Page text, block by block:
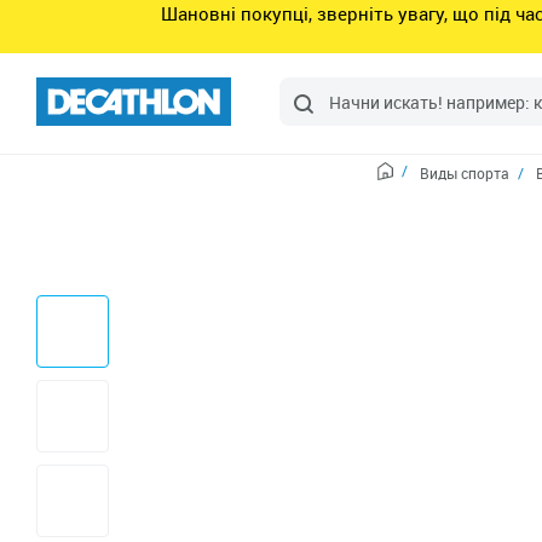
Шановні покупці, зверніть увагу, що під
Виды спорта